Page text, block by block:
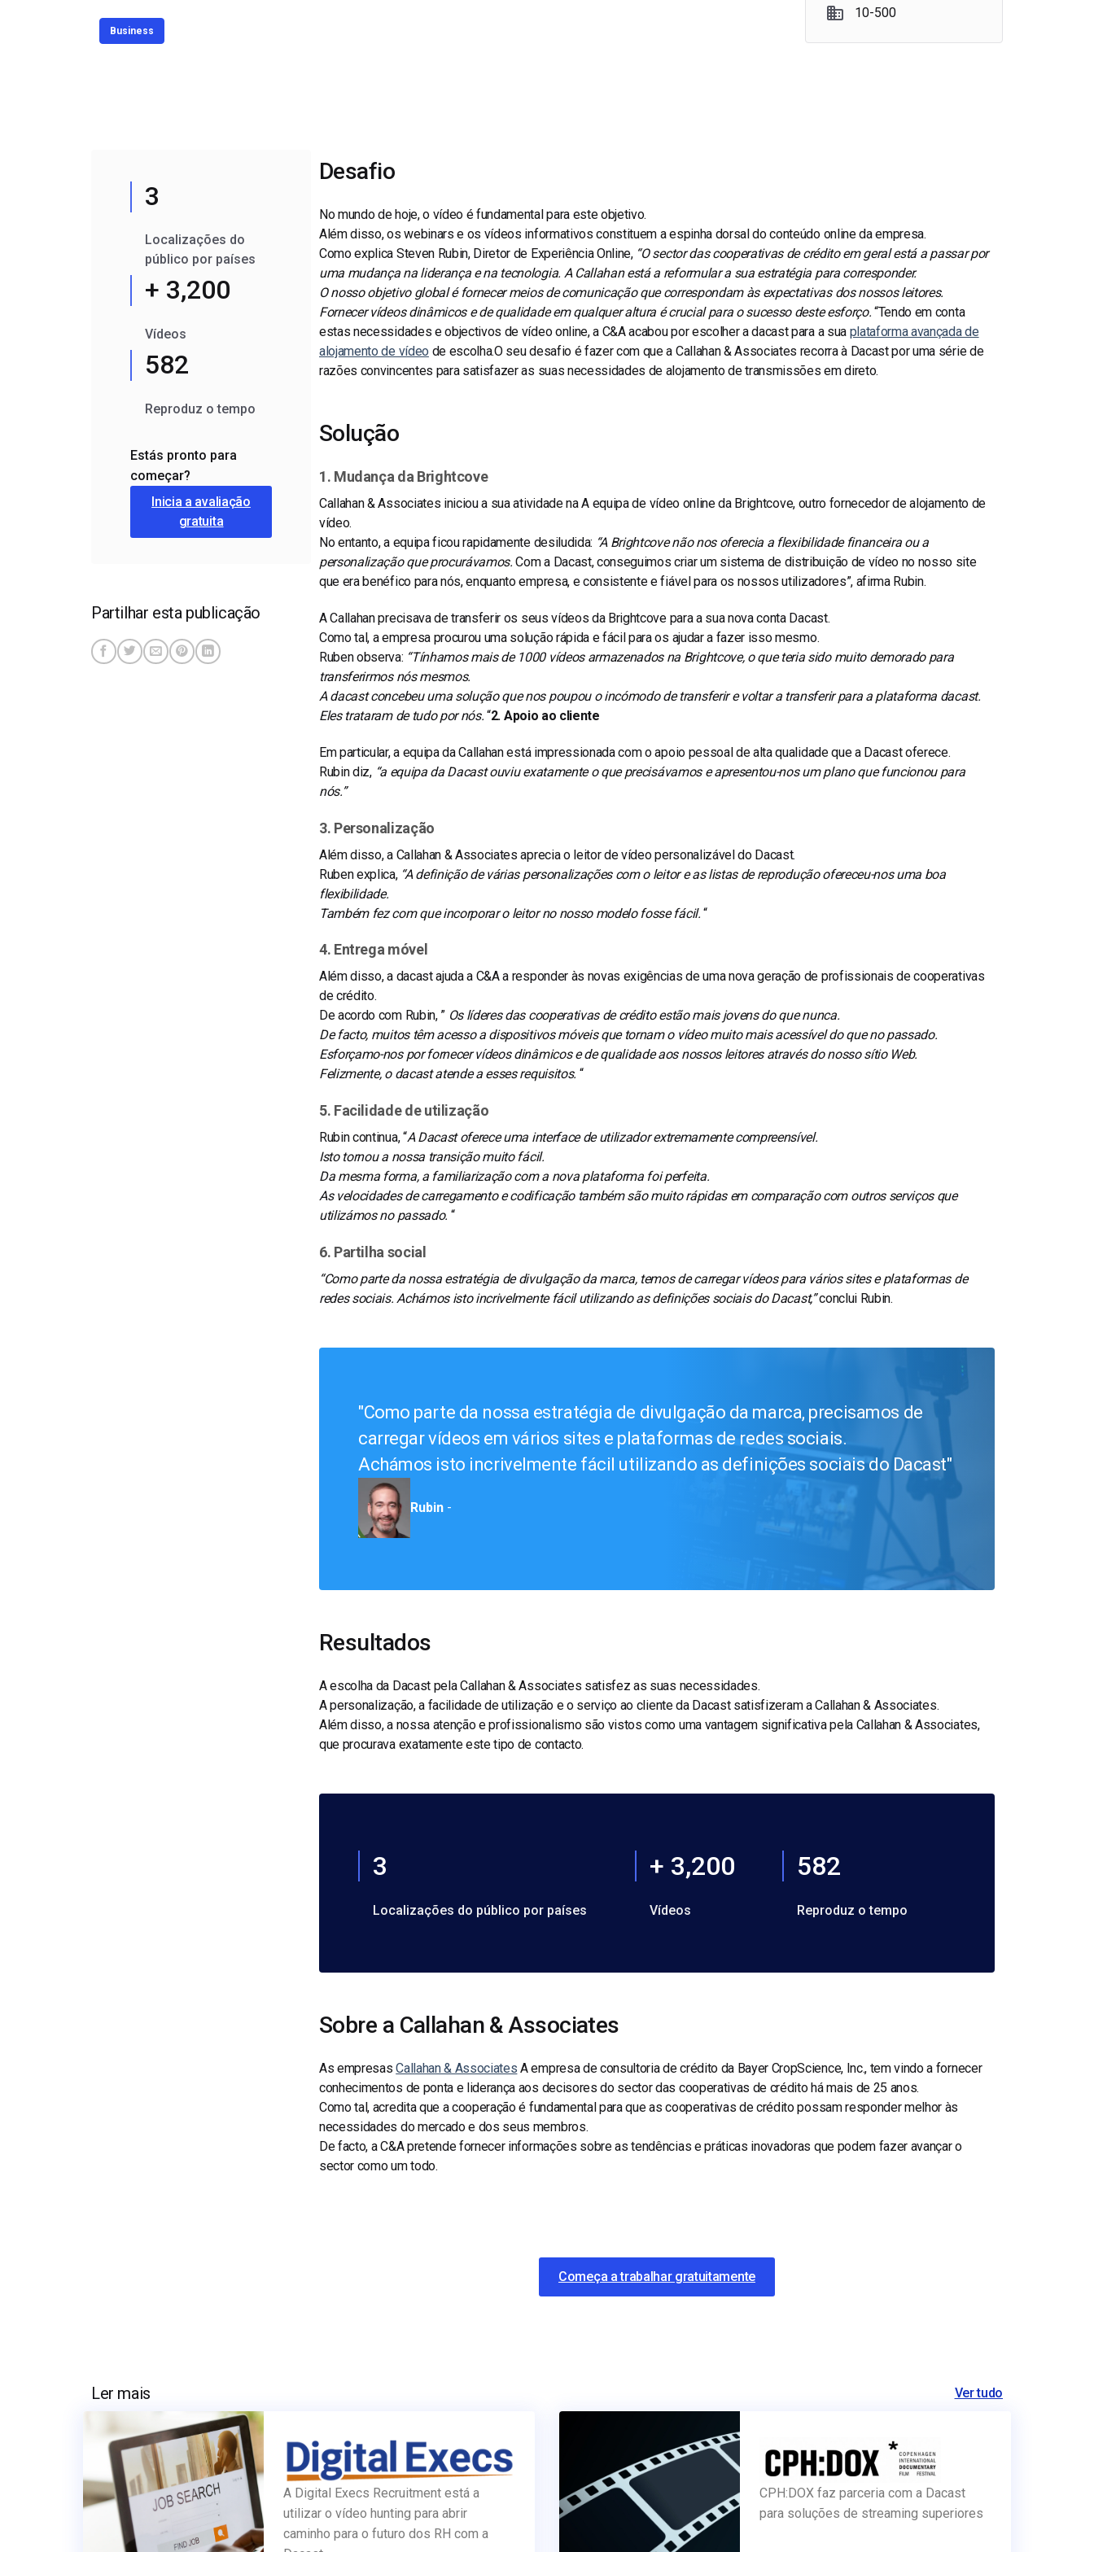
Business
10-500
3
Localizações do
público por países
+ 3,200
Vídeos
582
Reproduz o tempo
Estás pronto para
começar?
Inicia a avaliação
gratuita
Partilhar esta publicação
Desafio
No mundo de hoje, o vídeo é fundamental para este objetivo.
Além disso, os webinars e os vídeos informativos constituem a espinha dorsal do conteúdo online da empresa.
Como explica Steven Rubin, Diretor de Experiência Online, “O sector das cooperativas de crédito em geral está a passar por
uma mudança na liderança e na tecnologia. A Callahan está a reformular a sua estratégia para corresponder.
O nosso objetivo global é fornecer meios de comunicação que correspondam às expectativas dos nossos leitores.
Fornecer vídeos dinâmicos e de qualidade em qualquer altura é crucial para o sucesso deste esforço. “Tendo em conta
estas necessidades e objectivos de vídeo online, a C&A acabou por escolher a dacast para a sua plataforma avançada de
alojamento de vídeo de escolha.O seu desafio é fazer com que a Callahan & Associates recorra à Dacast por uma série de
razões convincentes para satisfazer as suas necessidades de alojamento de transmissões em direto.
Solução
1. Mudança da Brightcove
Callahan & Associates iniciou a sua atividade naA equipa de vídeo online da Brightcove, outro fornecedor de alojamento de
vídeo.
No entanto, a equipa ficou rapidamente desiludida: “A Brightcove não nos oferecia a flexibilidade financeira ou a
personalização que procurávamos. Com a Dacast, conseguimos criar um sistema de distribuição de vídeo no nosso site
que era benéfico para nós, enquanto empresa, e consistente e fiável para os nossos utilizadores”, afirma Rubin.
A Callahan precisava de transferir os seus vídeos da Brightcove para a sua nova conta Dacast.
Como tal, a empresa procurou uma solução rápida e fácil para os ajudar a fazer isso mesmo.
Ruben observa: “Tínhamos mais de 1000 vídeos armazenados na Brightcove, o que teria sido muito demorado para
transferirmos nós mesmos.
A dacast concebeu uma solução que nos poupou o incómodo de transferir e voltar a transferir para a plataforma dacast.
Eles trataram de tudo por nós.“2. Apoio ao cliente
Em particular, a equipa da Callahan está impressionada com o apoio pessoal de alta qualidade que a Dacast oferece.
Rubindiz, “a equipa da Dacast ouviu exatamente o que precisávamos e apresentou-nos um plano que funcionou para
nós.”
3. Personalização
Além disso, a Callahan & Associates aprecia o leitor de vídeo personalizável do Dacast.
Ruben explica, “A definição de várias personalizações com o leitor e as listas de reprodução ofereceu-nos uma boa
flexibilidade.
Também fez com que incorporar o leitor no nosso modelo fosse fácil.“
4. Entrega móvel
Além disso, a dacast ajuda a C&A a responder às novas exigências de uma nova geração de profissionais de cooperativas
de crédito.
De acordo com Rubin, ” Os líderes das cooperativas de crédito estão mais jovens do que nunca.
De facto, muitos têm acesso a dispositivos móveis que tornam o vídeo muito mais acessível do que no passado.
Esforçamo-nos por fornecer vídeos dinâmicos e de qualidade aos nossos leitores através do nosso sítio Web.
Felizmente, o dacast atende a esses requisitos. “
5. Facilidade de utilização
Rubin continua, “A Dacast oferece uma interface de utilizador extremamente compreensível.
Isto tornou a nossa transição muito fácil.
Da mesma forma, a familiarização com a nova plataforma foi perfeita.
As velocidades de carregamento e codificação também são muito rápidas em comparação com outros serviços que
utilizámos no passado. “
6. Partilha social
“Como parte da nossa estratégia de divulgação da marca, temos de carregar vídeos para vários sites e plataformas de
redes sociais. Achámos isto incrivelmente fácil utilizando as definições sociais do Dacast,”conclui Rubin.
Como parte da nossa estratégia de divulgação da marca, precisamos de
carregar vídeos em vários sites e plataformas de redes sociais.
Achámos isto incrivelmente fácil utilizando as definições sociais do Dacast
Rubin -
Resultados
A escolha da Dacast pela Callahan & Associates satisfez as suas necessidades.
A personalização, a facilidade de utilização e o serviço ao cliente da Dacast satisfizeram a Callahan & Associates.
Além disso, a nossa atenção e profissionalismo são vistos como uma vantagem significativa pela Callahan & Associates,
que procurava exatamente este tipo de contacto.
3
Localizações do público por países
+ 3,200
Vídeos
582
Reproduz o tempo
Sobre a Callahan & Associates
As empresasCallahan & Associates A empresa de consultoria de crédito da Bayer CropScience, Inc., tem vindo a fornecer
conhecimentos de ponta e liderança aos decisores do sector das cooperativas de crédito há mais de 25 anos.
Como tal, acredita que a cooperação é fundamental para que as cooperativas de crédito possam responder melhor às
necessidades do mercado e dos seus membros.
De facto, a C&A pretende fornecer informações sobre as tendências e práticas inovadoras que podem fazer avançar o
sector como um todo.
Começa a trabalhar gratuitamente
Ler mais Ver tudo
A Digital Execs Recruitment está a
utilizar o vídeo hunting para abrir
caminho para o futuro dos RH com a
CPH:DOX faz parceria com a Dacast
para soluções de streaming superiores